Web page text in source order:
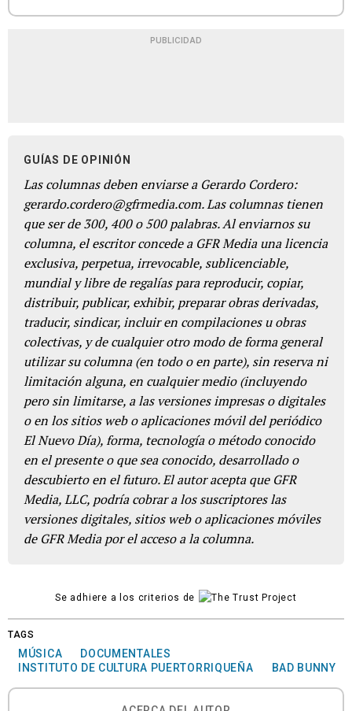
PUBLICIDAD
GUÍAS DE OPINIÓN
Las columnas deben enviarse a Gerardo Cordero:
gerardo.cordero@gfrmedia.com. Las columnas tienen
que ser de 300, 400 o 500 palabras. Al enviarnos su
columna, el escritor concede a GFR Media una licencia
exclusiva, perpetua, irrevocable, sublicenciable,
mundial y libre de regalías para reproducir, copiar,
distribuir, publicar, exhibir, preparar obras derivadas,
traducir, sindicar, incluir en compilaciones u obras
colectivas, y de cualquier otro modo de forma general
utilizar su columna (en todo o en parte), sin reserva ni
limitación alguna, en cualquier medio (incluyendo
pero sin limitarse, a las versiones impresas o digitales
o en los sitios web o aplicaciones móvil del periódico
El Nuevo Día), forma, tecnología o método conocido
en el presente o que sea conocido, desarrollado o
descubierto en el futuro. El autor acepta que GFR
Media, LLC, podría cobrar a los suscriptores las
versiones digitales, sitios web o aplicaciones móviles
de GFR Media por el acceso a la columna.
Se adhiere a los criterios de
TAGS
MÚSICA
DOCUMENTALES
INSTITUTO DE CULTURA PUERTORRIQUEÑA
BAD BUNNY